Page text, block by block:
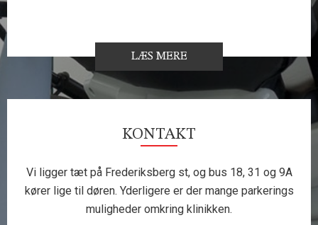
LÆS MERE
KONTAKT
Vi ligger tæt på Frederiksberg st, og bus 18, 31 og 9A
kører lige til døren. Yderligere er der mange parkerings
muligheder omkring klinikken.